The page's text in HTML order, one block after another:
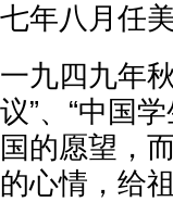
七年八月任
一九四九年
议”、“中国
国的愿望，
的心情，给